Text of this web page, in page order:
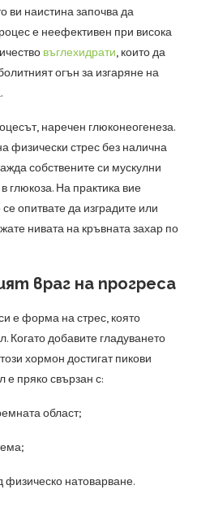
ви наистина започва да
е неефективен при висока
въглехидрати, които да
огън за изгаряне на
наречен глюконеогенеза.
физически стрес без налична
собствените си мускулни
глюкоза. На практика вие
опитвате да изградите или
нивата на кръвната захар по
враг на прогреса
е форма на стрес, която
Когато добавите гладуването
хормон достигат пикови
е пряко свързан с:
област;
физическо натоварване.